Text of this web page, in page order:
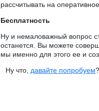
рассчитывать на
Бесплатность
Ну и немаловажный вопрос
останется. Вы можете
мы именно для этого ее и
Ну что, давайте попробуем